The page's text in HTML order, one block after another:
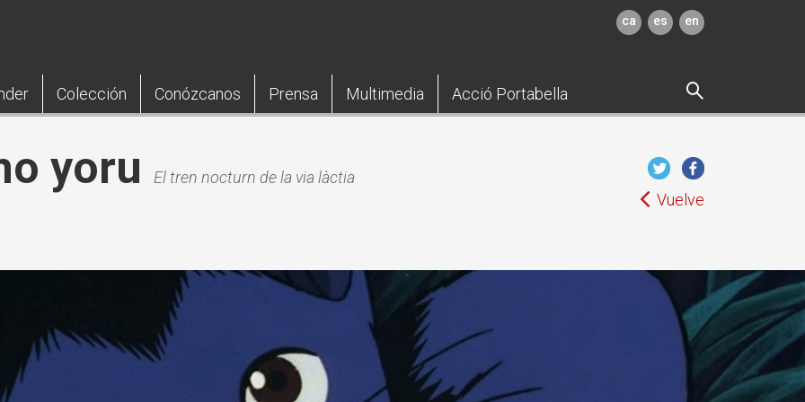
ca es en
Colección Conózcanos Prensa Multimedia Acció Portabella
yoru
El tren nocturn de la via làctia
Vuelve